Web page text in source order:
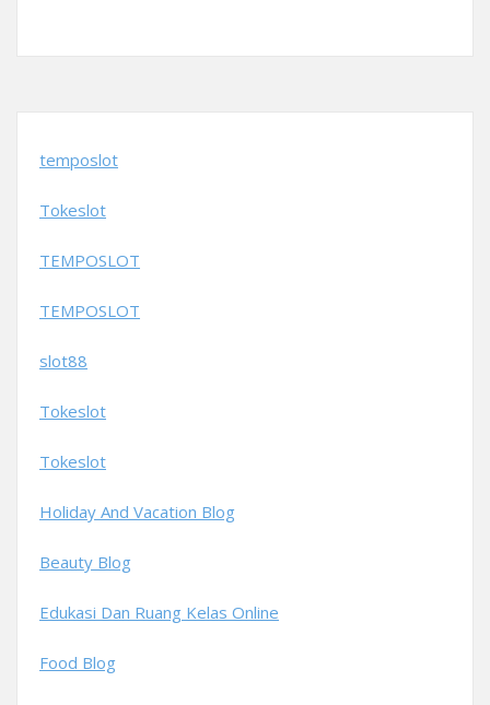
temposlot
Tokeslot
TEMPOSLOT
TEMPOSLOT
slot88
Tokeslot
Tokeslot
Holiday And Vacation Blog
Beauty Blog
Edukasi Dan Ruang Kelas Online
Food Blog